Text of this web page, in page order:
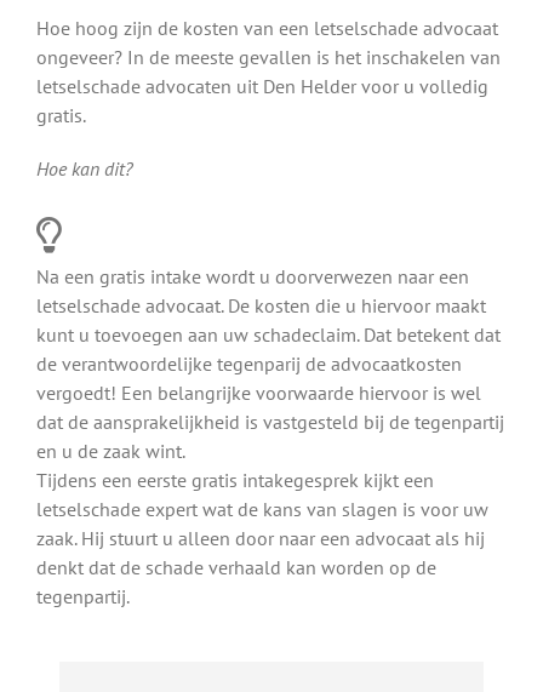
Hoe hoog zijn de kosten van een letselschade advocaat
ongeveer? In de meeste gevallen is het inschakelen van
letselschade advocaten uit Den Helder voor u volledig
gratis.
Hoe kan dit?
Na een gratis intake wordt u doorverwezen naar een
letselschade advocaat. De kosten die u hiervoor maakt
kunt u toevoegen aan uw schadeclaim. Dat betekent dat
de verantwoordelijke tegenparij de advocaatkosten
vergoedt! Een belangrijke voorwaarde hiervoor is wel
dat de aansprakelijkheid is vastgesteld bij de tegenpartij
en u de zaak wint.
Tijdens een eerste gratis intakegesprek kijkt een
letselschade expert wat de kans van slagen is voor uw
zaak. Hij stuurt u alleen door naar een advocaat als hij
denkt dat de schade verhaald kan worden op de
tegenpartij.